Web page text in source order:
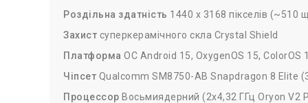
Роздільна здатність 1440 x 3168 пікселів (~510
Захист суперкерамічного скла Crystal Shield
Платформа ОС Android 15, OxygenOS 15, ColorOS
Чіпсет Qualcomm SM8750-AB Snapdragon 8 Elite
Процессор Восьмиядерний (2x4,32 ГГц Oryon V2